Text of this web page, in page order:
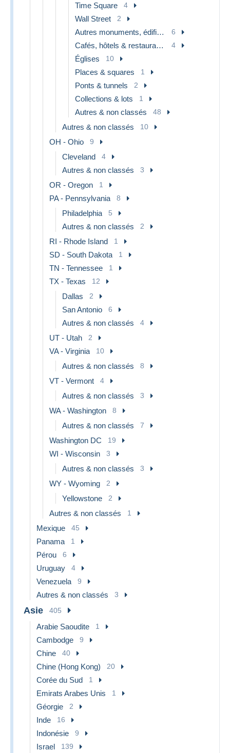
Time Square 4
Wall Street 2
Autres monuments, édifices 6
Cafés, hôtels & restaurants 4
Églises 10
Places & squares 1
Ponts & tunnels 2
Collections & lots 1
Autres & non classés 48
Autres & non classés 10
OH - Ohio 9
Cleveland 4
Autres & non classés 3
OR - Oregon 1
PA - Pennsylvania 8
Philadelphia 5
Autres & non classés 2
RI - Rhode Island 1
SD - South Dakota 1
TN - Tennessee 1
TX - Texas 12
Dallas 2
San Antonio 6
Autres & non classés 4
UT - Utah 2
VA - Virginia 10
Autres & non classés 8
VT - Vermont 4
Autres & non classés 3
WA - Washington 8
Autres & non classés 7
Washington DC 19
WI - Wisconsin 3
Autres & non classés 3
WY - Wyoming 2
Yellowstone 2
Autres & non classés 1
Mexique 45
Panama 1
Pérou 6
Uruguay 4
Venezuela 9
Autres & non classés 3
Asie 405
Arabie Saoudite 1
Cambodge 9
Chine 40
Chine (Hong Kong) 20
Corée du Sud 1
Emirats Arabes Unis 1
Géorgie 2
Inde 16
Indonésie 9
Israel 139